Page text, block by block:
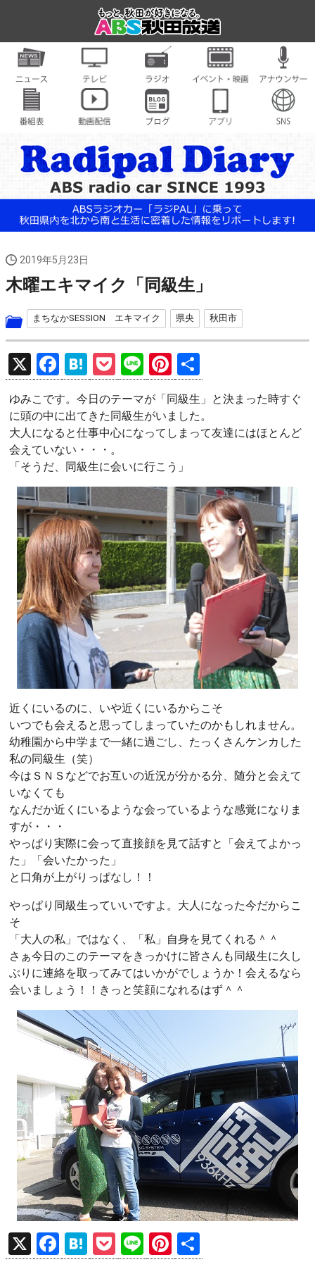
2019年5月23日
木曜エキマイク「同級生」
まちなかSESSION エキマイク 県央 秋田市
X
F
a
ce
b
o
o
k
H
at
e
n
a
P
o
ck
et
Li
n
e
Pi
nt
er
es
有
ゆみこです。今日のテーマが「同級生」と決まった時すぐ
に頭の中に出てきた同級生がいました。
大人になると仕事中心になってしまって友達にはほとんど
会えていない・・・。
「そうだ、同級生に会いに行こう」
近くにいるのに、いや近くにいるからこそ
いつでも会えると思ってしまっていたのかもしれません。
幼稚園から中学まで一緒に過ごし、たっくさんケンカした
私の同級生（笑）
今はＳＮＳなどでお互いの近況が分かる分、随分と会えて
いなくても
なんだか近くにいるような会っているような感覚になりま
すが・・・
やっぱり実際に会って直接顔を見て話すと「会えてよかっ
た」「会いたかった」
と口角が上がりっぱなし！！
やっぱり同級生っていいですよ。大人になった今だからこ
そ
「大人の私」ではなく、「私」自身を見てくれる＾＾
さぁ今日のこのテーマをきっかけに皆さんも同級生に久し
ぶりに連絡を取ってみてはいかがでしょうか！会えるなら
会いましょう！！きっと笑顔になれるはず＾＾
X
F
H
P
Li
Pi